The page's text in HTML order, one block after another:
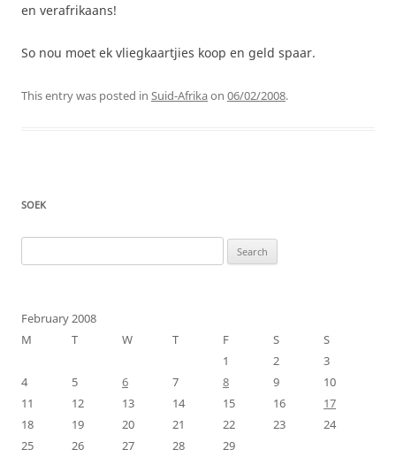
en verafrikaans!
So nou moet ek vliegkaartjies koop en geld spaar.
This entry was posted in Suid-Afrikaon 06/02/2008.
SOEK
for:
February 2008
M
T W T F S
S
1
2
3
4
5 6 7 8 9
10
11
12 13 14 15 16
17
18
19 20 21 22 23
24
25
26 27 28
29